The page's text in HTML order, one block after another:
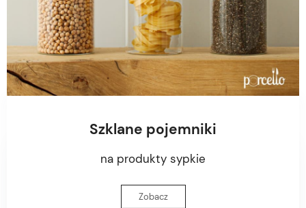
Szklane pojemniki
na produkty sypkie
Zobacz